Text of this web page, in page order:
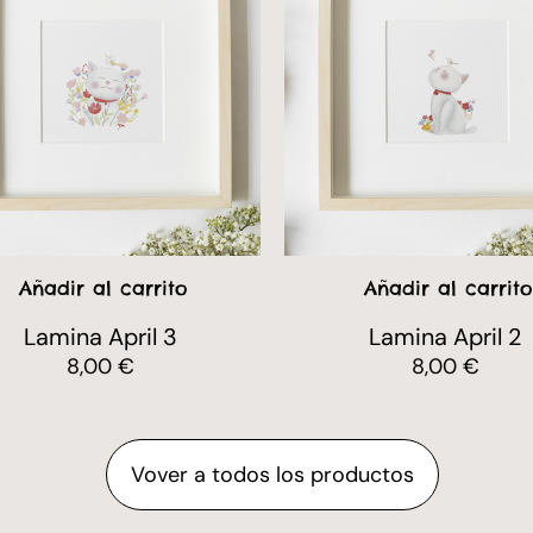
Añadir al carrito
Lamina April 3
8,00 €
Añadir al carrito
Lamina April 2
8,00 €
Vover a todos los productos